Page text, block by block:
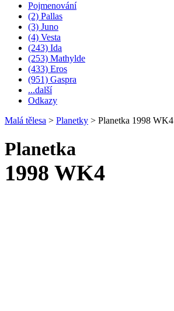
Pojmenování
(2) Pallas
(3) Juno
(4) Vesta
(243) Ida
(253) Mathylde
(433) Eros
(951) Gaspra
...další
Odkazy
Malá tělesa > Planetky > Planetka 1998 WK4
Planetka
1998 WK4